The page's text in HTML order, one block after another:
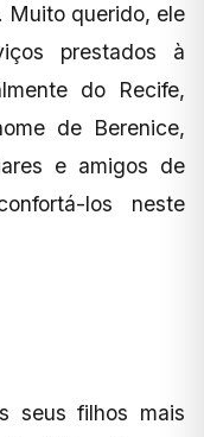
Muito querido, ele
prestados à
do Recife,
de Berenice,
e amigos de
los neste
seus filhos mais